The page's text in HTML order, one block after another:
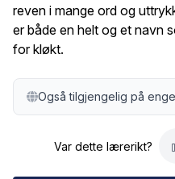
reven i mange ord og
er både en helt og et navn
for kløkt.
Også tilgjengelig på
Var dette lærerikt?